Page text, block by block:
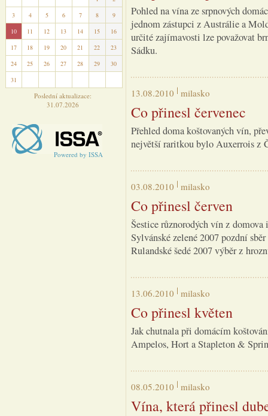
3
4 5 6 7 8
9
10
11 12 13 14 15
16
17
18 19 20 21 22
23
24
25 26 27 28 29
30
31
Poslední aktualizace:
31.07.2026
Powered by ISSA
Pohled na vína ze srpnových
jednom zástupci z Austrálie a
určité zajímavosti lze považovat
Sádku.
13.08.2010 milasko
Co přinesl červenec
Přehled doma koštovaných vín,
největší raritkou bylo Auxerrois z
03.08.2010 milasko
Co přinesl červen
Šestice různorodých vín z
Sylvánské zelené 2007 pozdní
Rulandské šedé 2007 výběr z
13.06.2010 milasko
Co přinesl květen
Jak chutnala při domácím
Ampelos, Hort a Stapleton &
08.05.2010 milasko
Vína, která přinesl